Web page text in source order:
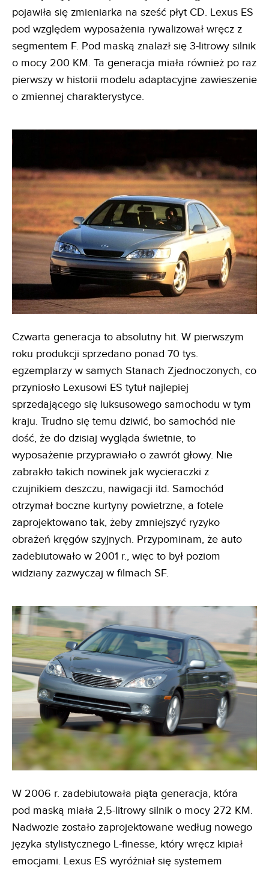
pojawiła się zmieniarka na sześć płyt CD. Lexus ES
pod względem wyposażenia rywalizował wręcz z
segmentem F. Pod maską znalazł się 3-litrowy silnik
o mocy 200 KM. Ta generacja miała również po raz
pierwszy w historii modelu adaptacyjne zawieszenie
o zmiennej charakterystyce.
Czwarta generacja to absolutny hit. W pierwszym
roku produkcji sprzedano ponad 70 tys.
egzemplarzy w samych Stanach Zjednoczonych, co
przyniosło Lexusowi ES tytuł najlepiej
sprzedającego się luksusowego samochodu w tym
kraju. Trudno się temu dziwić, bo samochód nie
dość, że do dzisiaj wygląda świetnie, to
wyposażenie przyprawiało o zawrót głowy. Nie
zabrakło takich nowinek jak wycieraczki z
czujnikiem deszczu, nawigacji itd. Samochód
otrzymał boczne kurtyny powietrzne, a fotele
zaprojektowano tak, żeby zmniejszyć ryzyko
obrażeń kręgów szyjnych. Przypominam, że auto
zadebiutowało w 2001 r., więc to był poziom
widziany zazwyczaj w filmach SF.
W 2006 r. zadebiutowała piąta generacja, która
pod maską miała 2,5-litrowy silnik o mocy 272 KM.
Nadwozie zostało zaprojektowane według nowego
języka stylistycznego L-finesse, który wręcz kipiał
emocjami. Lexus ES wyróżniał się systemem